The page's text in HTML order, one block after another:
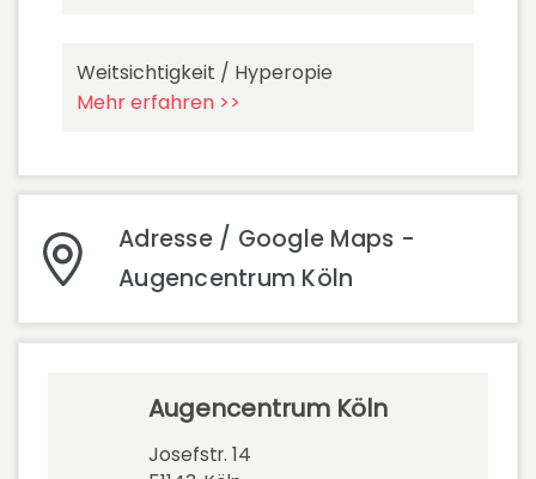
Weitsichtigkeit / Hyperopie
Mehr erfahren >>
Adresse / Google Maps -
Augencentrum Köln
Augencentrum Köln
Josefstr. 14